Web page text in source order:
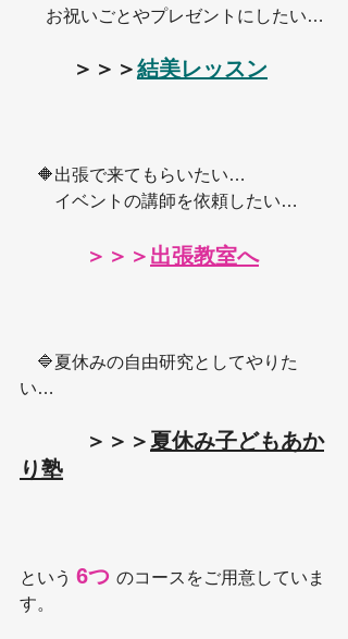
お祝いごとやプレゼントにしたい…
＞＞＞結美レッスン
🔶出張で来てもらいたい…
イベントの講師を依頼したい…
＞＞＞ 出張教室へ
🔷夏休みの自由研究としてやりた
い…
＞＞＞ 夏休み子どもあか
り塾
という 6つ のコースをご用意していま
す。